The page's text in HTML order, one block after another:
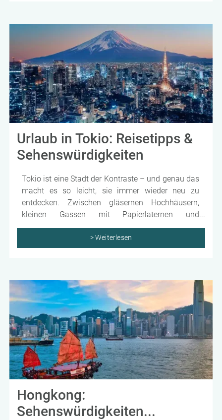
Urlaub in Tokio: Reisetipps &
Sehenswürdigkeiten
Tokio ist eine Stadt der Kontraste – und genau das
macht es so leicht, sie immer wieder neu zu
entdecken. Zwischen gläsernen Hochhäusern,
kleinen Gassen mit Papierlaternen und
überraschend ruhigen Schreinen entsteht ein
Rhythmus, der sofort trägt. Wer Tokio bereist,
bekommt Großstadtenergie – und gleichzeitig
> Weiterlesen
Hongkong:
Sehenswürdigkeiten...